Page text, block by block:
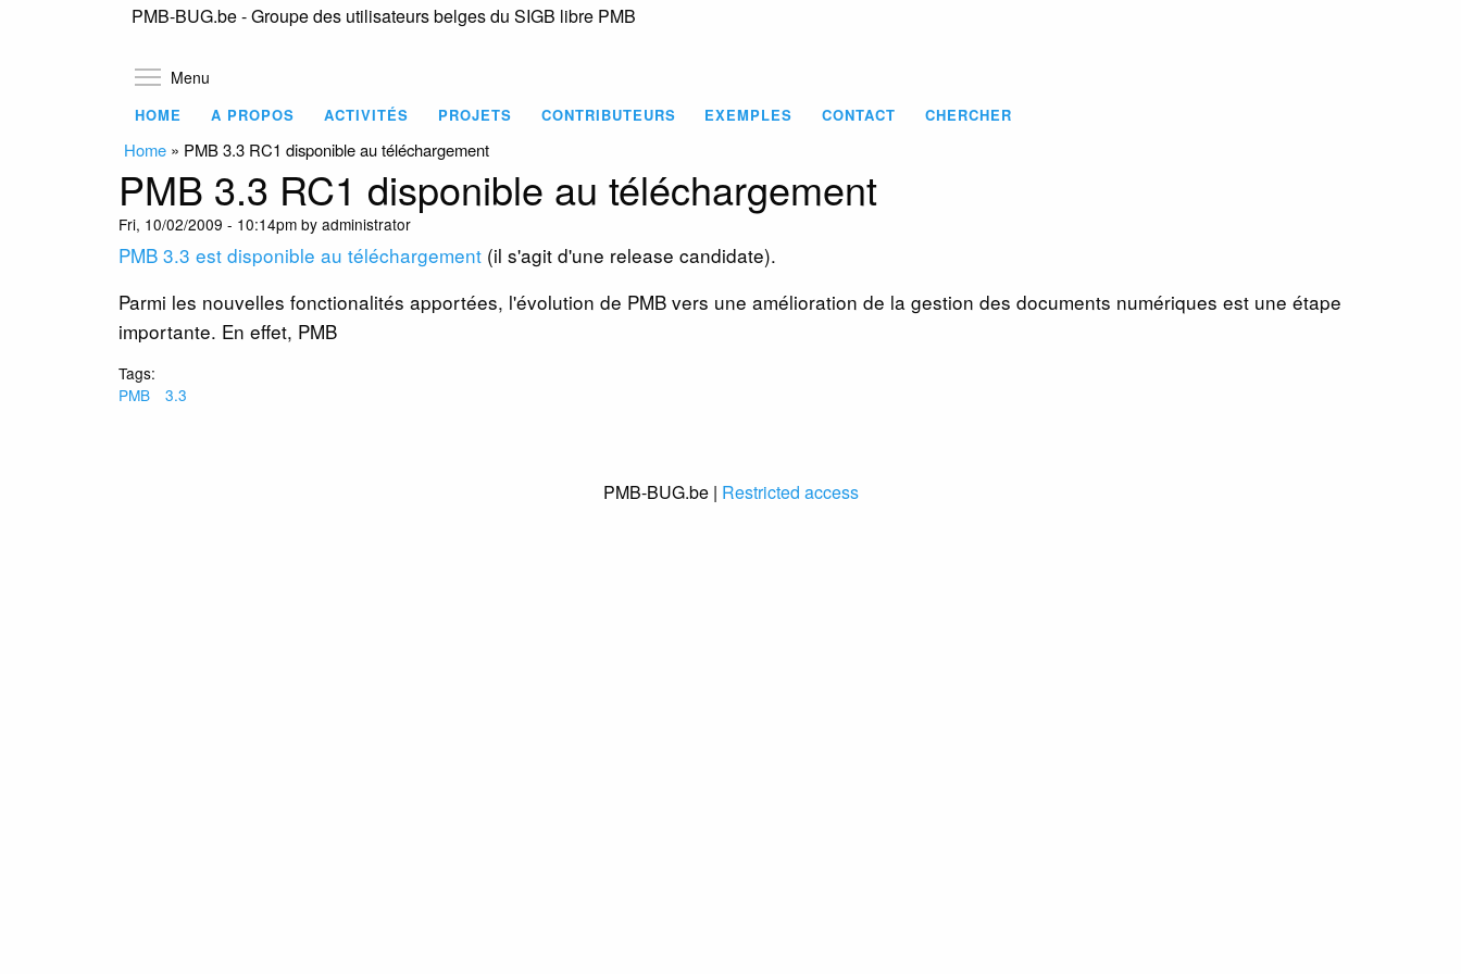
PMB-BUG.be - Groupe des utilisateurs belges du SIGB libre PMB
Menu
HOME A PROPOS ACTIVITÉS PROJETS CONTRIBUTEURS EXEMPLES CONTACT CHERCHER
Home » PMB 3.3 RC1 disponible au téléchargement
PMB 3.3 RC1 disponible au téléchargement
Fri, 10/02/2009 - 10:14pm by administrator
PMB 3.3 est disponible au téléchargement (il s'agit d'une release candidate).
Parmi les nouvelles fonctionalités apportées, l'évolution de PMB vers une amélioration de la gestion des documents numériques est une étape
importante. En effet, PMB
Tags:
PMB
3.3
PMB-BUG.be | Restricted access